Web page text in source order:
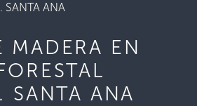
SANTA ANA
MADERA EN
SANTA ANA